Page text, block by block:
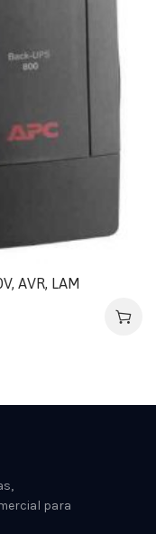
AVR, LAM
para